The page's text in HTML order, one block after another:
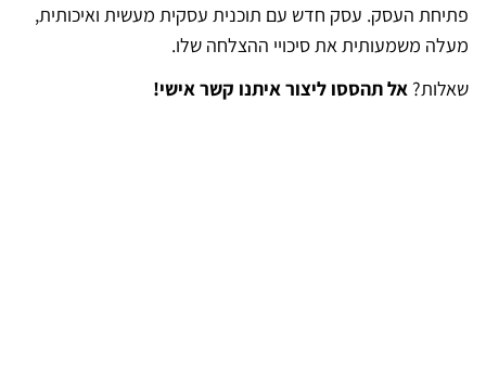
פתיחת העסק. עסק חדש עם תוכנית עסקית מעשית ואיכותית,
מעלה משמעותית את סיכויי ההצלחה שלו.
שאלות? אל תהססו ליצור איתנו קשר אישי!